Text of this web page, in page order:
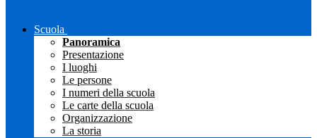
Scuola
Panoramica
Presentazione
I luoghi
Le persone
I numeri della scuola
Le carte della scuola
Organizzazione
La storia